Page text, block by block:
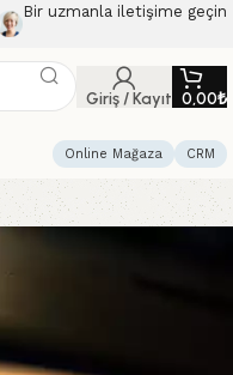
Bir uzmanla iletişime geçin
Giriş / Kayıt 0,00₺
Online Mağaza CRM